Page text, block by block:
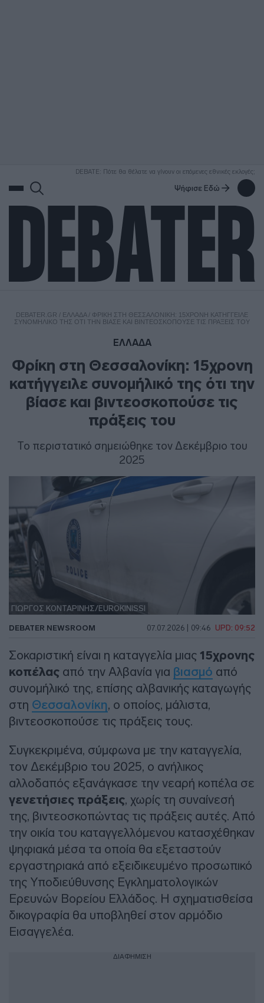
DEBATE: Πότε θα θέλατε να γίνουν οι επόμενες εθνικές εκλογές;
Ψήφισε Εδώ
DEBATER.GR / ΕΛΛΑΔΑ/ ΦΡΊΚΗ ΣΤΗ ΘΕΣΣΑΛΟΝΊΚΗ: 15ΧΡΟΝΗ ΚΑΤΉΓΓΕΙΛΕ
ΣΥΝΟΜΉΛΙΚΌ ΤΗΣ ΌΤΙ ΤΗΝ ΒΊΑΣΕ ΚΑΙ ΒΙΝΤΕΟΣΚΟΠΟΎΣΕ ΤΙΣ ΠΡΆΞΕΙΣ ΤΟΥ
ΕΛΛΑΔΑ
Φρίκη στη Θεσσαλονίκη: 15χρονη
κατήγγειλε συνομήλικό της ότι την
βίασε και βιντεοσκοπούσε τις
πράξεις του
Το περιστατικό σημειώθηκε τον Δεκέμβριο του
2025
ΓΙΩΡΓΟΣ ΚΟΝΤΑΡΙΝΗΣ/EUROKINISSI
DEBATER NEWSROOM 07.07.2026 | 09:46 UPD: 09:52
Σοκαριστική είναι η καταγγελία μιας 15χρονης
κοπέλας από την Αλβανία για βιασμό από
συνομήλικό της, επίσης αλβανικής καταγωγής
στη Θεσσαλονίκη, ο οποίος, μάλιστα,
βιντεοσκοπούσε τις πράξεις τους.
Συγκεκριμένα, σύμφωνα με την καταγγελία,
τον Δεκέμβριο του 2025, ο ανήλικος
αλλοδαπός εξανάγκασε την νεαρή κοπέλα σε
γενετήσιες πράξεις, χωρίς τη συναίνεσή
της, βιντεοσκοπώντας τις πράξεις αυτές. Από
την οικία του καταγγελλόμενου κατασχέθηκαν
ψηφιακά μέσα τα οποία θα εξεταστούν
εργαστηριακά από εξειδικευμένο προσωπικό
της Υποδιεύθυνσης Εγκληματολογικών
Ερευνών Βορείου Ελλάδος. Η σχηματισθείσα
δικογραφία θα υποβληθεί στον αρμόδιο
Εισαγγελέα.
ΔΙΑΦΗΜΙΣΗ